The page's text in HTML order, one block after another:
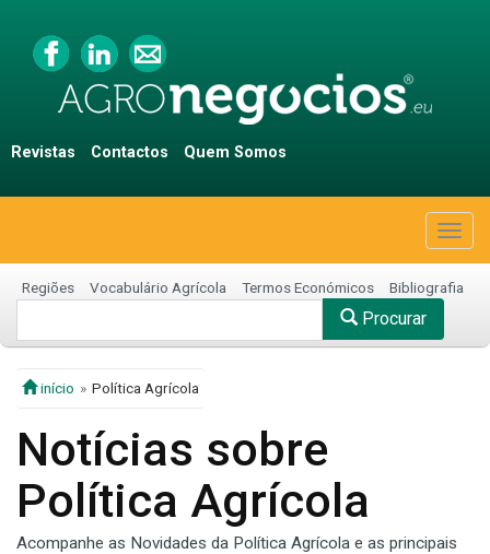
Revistas Contactos Quem Somos
Regiões Vocabulário Agrícola Termos Económicos Bibliografia
Procurar
início Política Agrícola
Notícias sobre
Política Agrícola
Acompanhe as Novidades da Política Agrícola e as principais